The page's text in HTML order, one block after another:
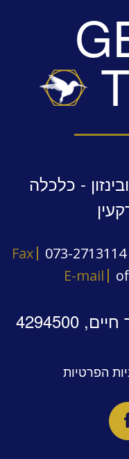
- כלכלה
Fax 073-2713114
E-mail
הפרטיות